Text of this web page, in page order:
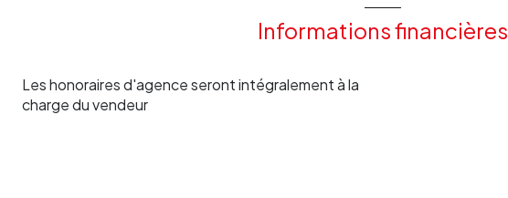
Informations financières
Les honoraires d'agence seront intégralement à la
charge du vendeur